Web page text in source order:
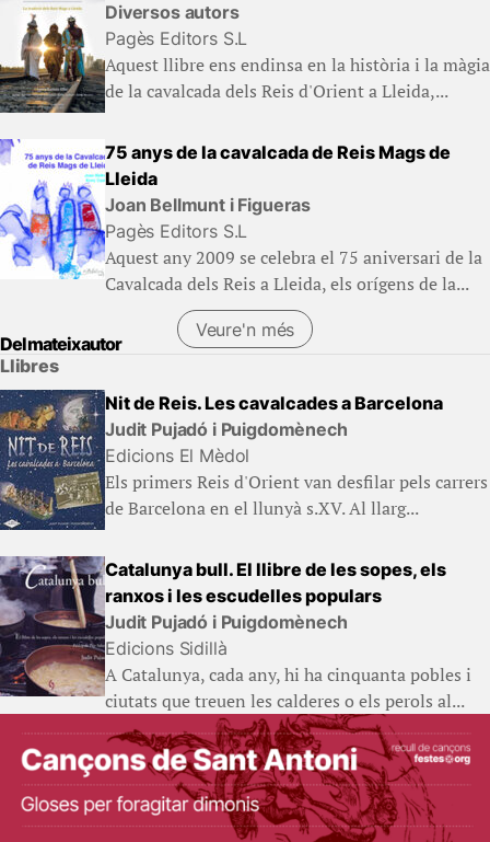
Diversos autors
Pagès Editors S.L
Aquest llibre ens endinsa en la història i la màgia
de la cavalcada dels Reis d'Orient a Lleida,...
75 anys de la cavalcada de Reis Mags de
Lleida
Joan Bellmunt i Figueras
Pagès Editors S.L
Aquest any 2009 se celebra el 75 aniversari de la
Cavalcada dels Reis a Lleida, els orígens de la...
Veure'n més
Del mateix autor
Llibres
Nit de Reis. Les cavalcades a Barcelona
Judit Pujadó i Puigdomènech
Edicions El Mèdol
Els primers Reis d'Orient van desfilar pels carrers
de Barcelona en el llunyà s.XV. Al llarg...
Catalunya bull. El llibre de les sopes, els
ranxos i les escudelles populars
Judit Pujadó i Puigdomènech
Edicions Sidillà
A Catalunya, cada any, hi ha cinquanta pobles i
ciutats que treuen les calderes o els perols al...